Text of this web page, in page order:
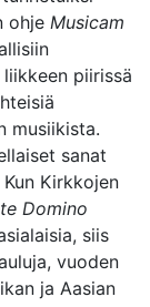
ohje Musicam
piirissä
musiikista.
sanat
Kun Kirkkojen
Domino
siis
vuoden
ja Aasian